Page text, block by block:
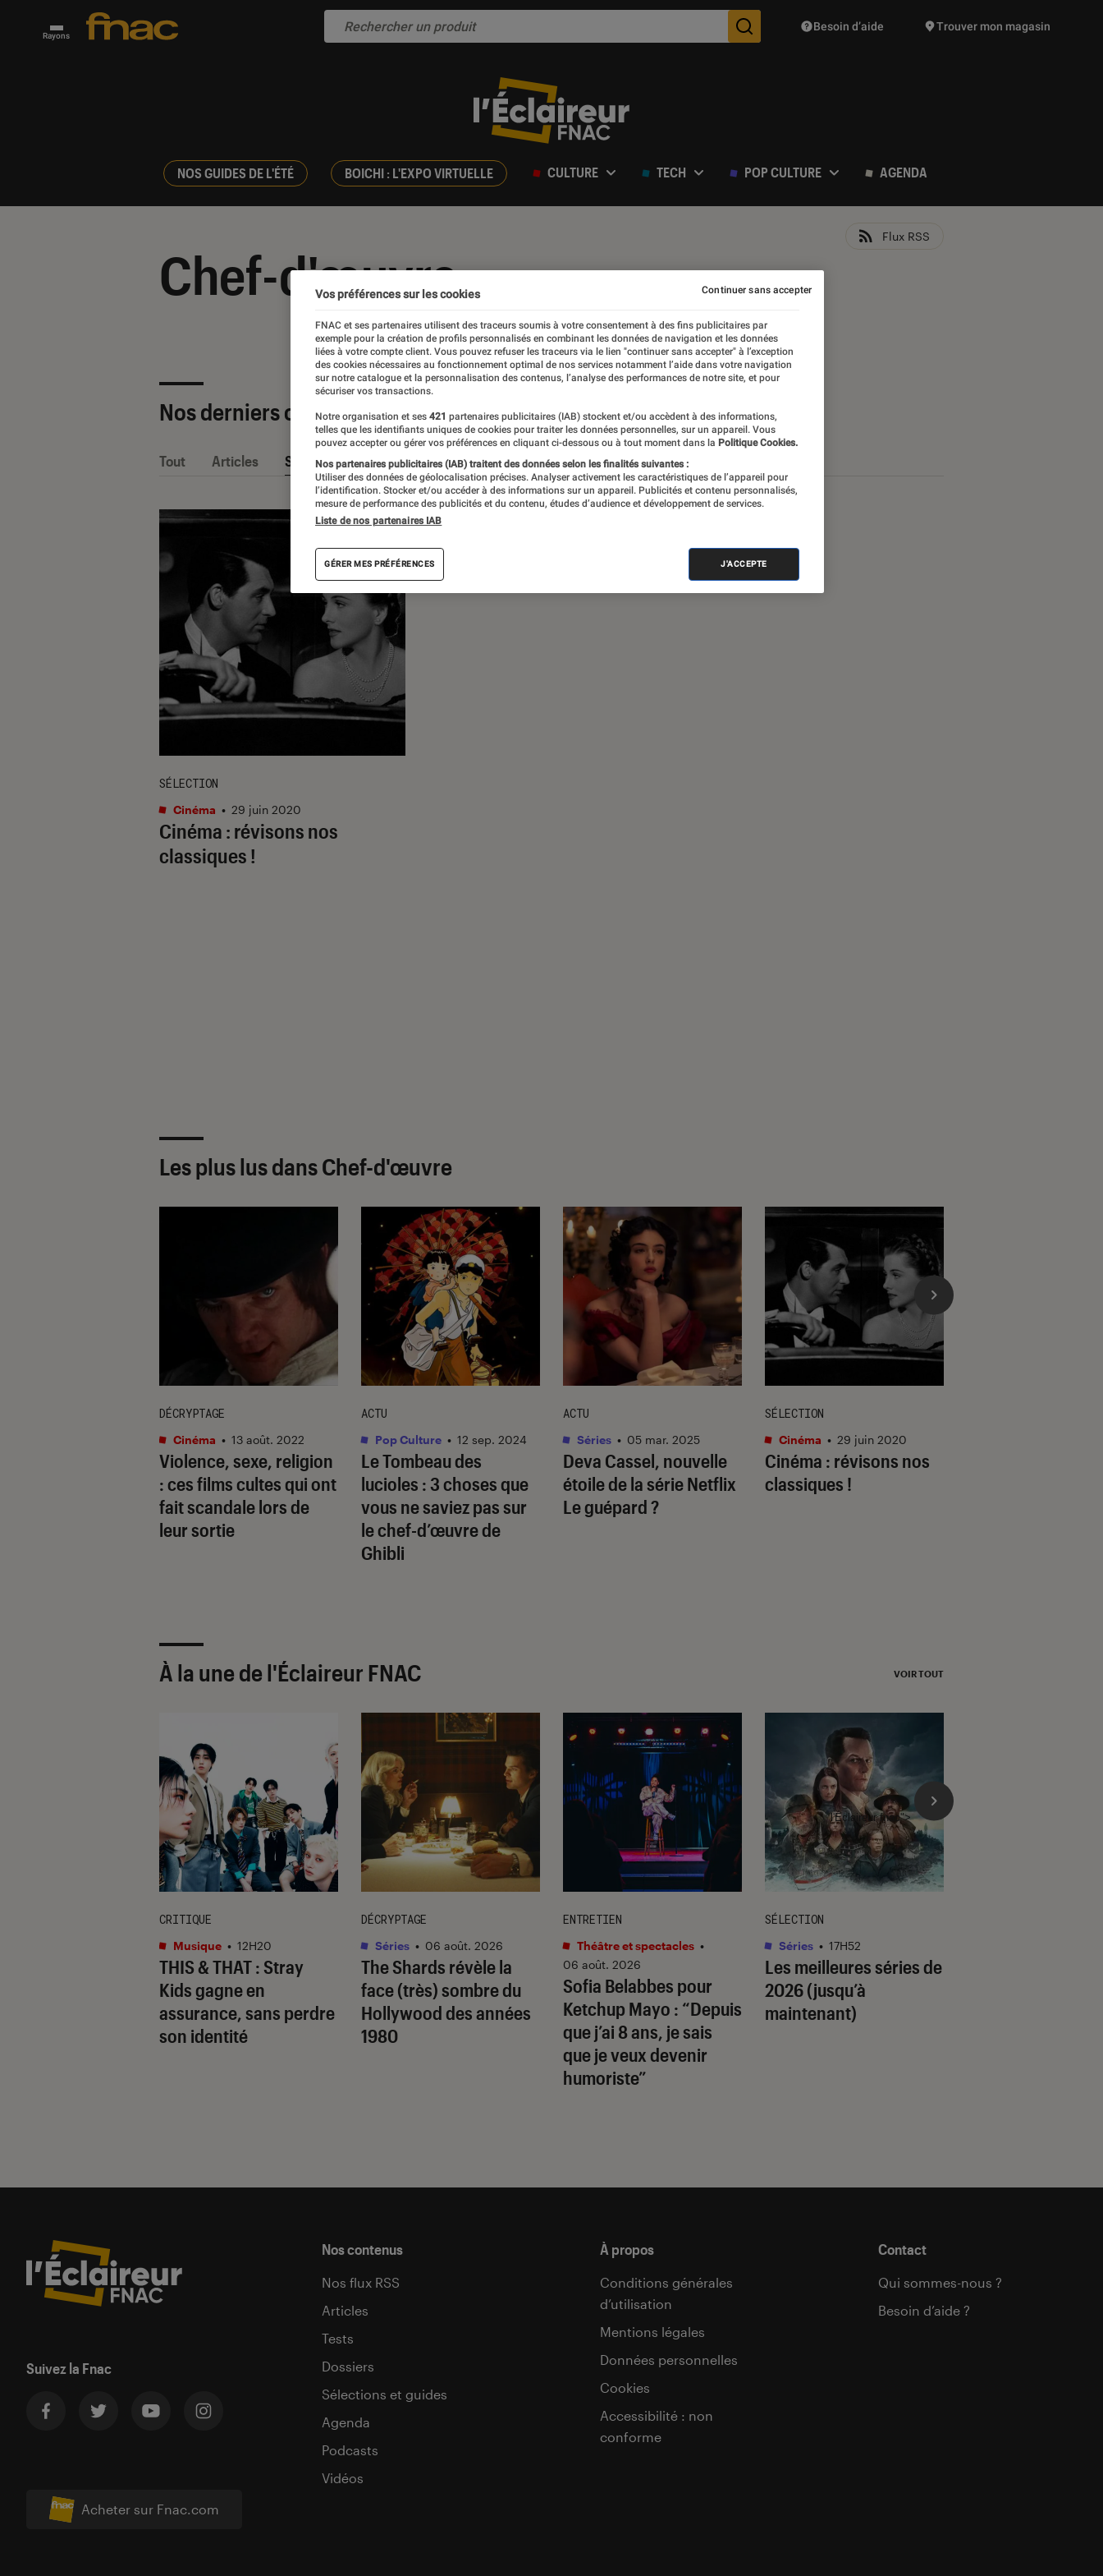
Rayons Des suggestions de produits vont vous être proposées
Besoin d’aide Trouver mon magasin
NOS GUIDES DE L'ÉTÉ BOICHI : L'EXPO VIRTUELLE CULTURE TECH POP CULTURE AGENDA
Chef-d'œuvre
Flux RSS
Nos derniers contenus
Tout Articles Sélections et guides
Cinéma : révisons nos
classiques !
SÉLECTION
Cinéma • 29 juin 2020
Les plus lus dans Chef-d'œuvre
Violence, sexe, religion
: ces films cultes qui ont
fait scandale lors de
leur sortie
DÉCRYPTAGE
Cinéma • 13 août. 2022
Le Tombeau des
lucioles : 3 choses que
vous ne saviez pas sur
le chef-d’œuvre de
Ghibli
ACTU
Pop Culture • 12 sep. 2024
Deva Cassel, nouvelle
étoile de la série Netflix
Le guépard?
ACTU
Séries • 05 mar. 2025
Cinéma : révisons nos
classiques !
SÉLECTION
Cinéma • 29 juin 2020
À la une de l'Éclaireur FNAC VOIR TOUT
THIS & THAT: Stray
Kids gagne en
assurance, sans perdre
son identité
CRITIQUE
Musique • 12H20
The Shards révèle la
face (très) sombre du
Hollywood des années
1980
DÉCRYPTAGE
Séries • 06 août. 2026
Sofia Belabbes pour
Ketchup Mayo : “Depuis
que j’ai 8 ans, je sais
que je veux devenir
humoriste”
ENTRETIEN
Théâtre et spectacles •
06 août. 2026
Les meilleures séries de
2026 (jusqu’à
maintenant)
SÉLECTION
Séries • 17H52
l'Éclaireur fnac">
Suivez la Fnac
Acheter sur Fnac.com
Nos contenus
Nos flux RSS
Articles
Tests
Dossiers
Sélections et guides
Agenda
Podcasts
Vidéos
À propos
Conditions générales
d’utilisation
Mentions légales
Données personnelles
Cookies
Accessibilité : non
conforme
Contact
Qui sommes-nous ?
Besoin d’aide ?
Vos préférences sur les cookies
FNAC et ses partenaires utilisent des traceurs soumis à votre consentement à des fins publicitaires par
exemple pour la création de profils personnalisés en combinant les données de navigation et les données
liées à votre compte client. Vous pouvez refuser les traceurs via le lien "continuer sans accepter" à l’exception
des cookies nécessaires au fonctionnement optimal de nos services notamment l’aide dans votre navigation
sur notre catalogue et la personnalisation des contenus, l’analyse des performances de notre site, et pour
sécuriser vos transactions.
Notre organisation et ses 421 partenaires publicitaires (IAB) stockent et/ou accèdent à des informations,
telles que les identifiants uniques de cookies pour traiter les données personnelles, sur un appareil. Vous
pouvez accepter ou gérer vos préférences en cliquant ci-dessous ou à tout moment dans la Politique Cookies.
Nos partenaires publicitaires (IAB) traitent des données selon les finalités suivantes :
Utiliser des données de géolocalisation précises. Analyser activement les caractéristiques de l’appareil pour
l’identification. Stocker et/ou accéder à des informations sur un appareil. Publicités et contenu personnalisés,
mesure de performance des publicités et du contenu, études d’audience et développement de services.
Liste de nos partenaires IAB
GÉRER MES PRÉFÉRENCES J'ACCEPTE
Continuer sans accepter